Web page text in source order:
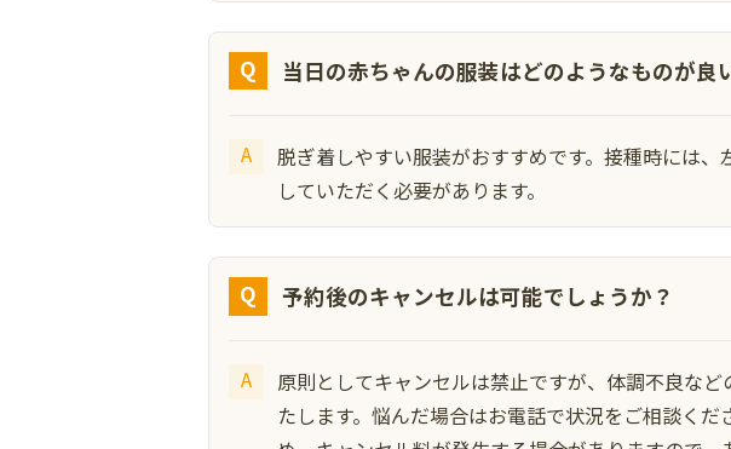
当日の赤ちゃんの服装はどのようなものが良
脱ぎ着しやすい服装がおすすめです。接種時には
していただく必要があります。
予約後のキャンセルは可能でしょうか？
原則としてキャンセルは禁止ですが、体調不良な
たします。悩んだ場合はお電話で状況をご相談く